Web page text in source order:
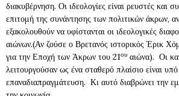
διακυβέρνηση. Οι ιδεολογίες είναι ρευστές και
επιτομή της συνάντησης των πολιτικών άκρων,
εξακολουθούν να υφίστανται οι ιδεολογικές
αιώνων.(Αν ζούσε ο Βρετανός ιστορικός Έρικ
για την Εποχή των Άκρων του 21ου αιώνα). Οι
λειτουργούσαν ως ένα σταθερό πλαίσιο είναι
επαναδιαπραγμάτευση. Κι αυτό διαβρώνει την